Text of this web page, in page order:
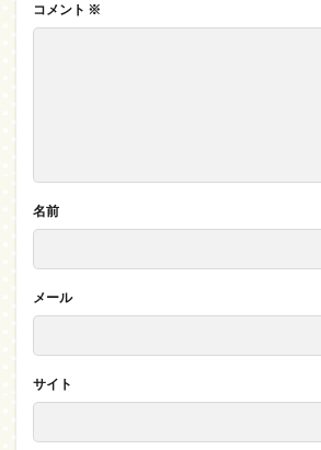
コメント ※
名前
メール
サイト